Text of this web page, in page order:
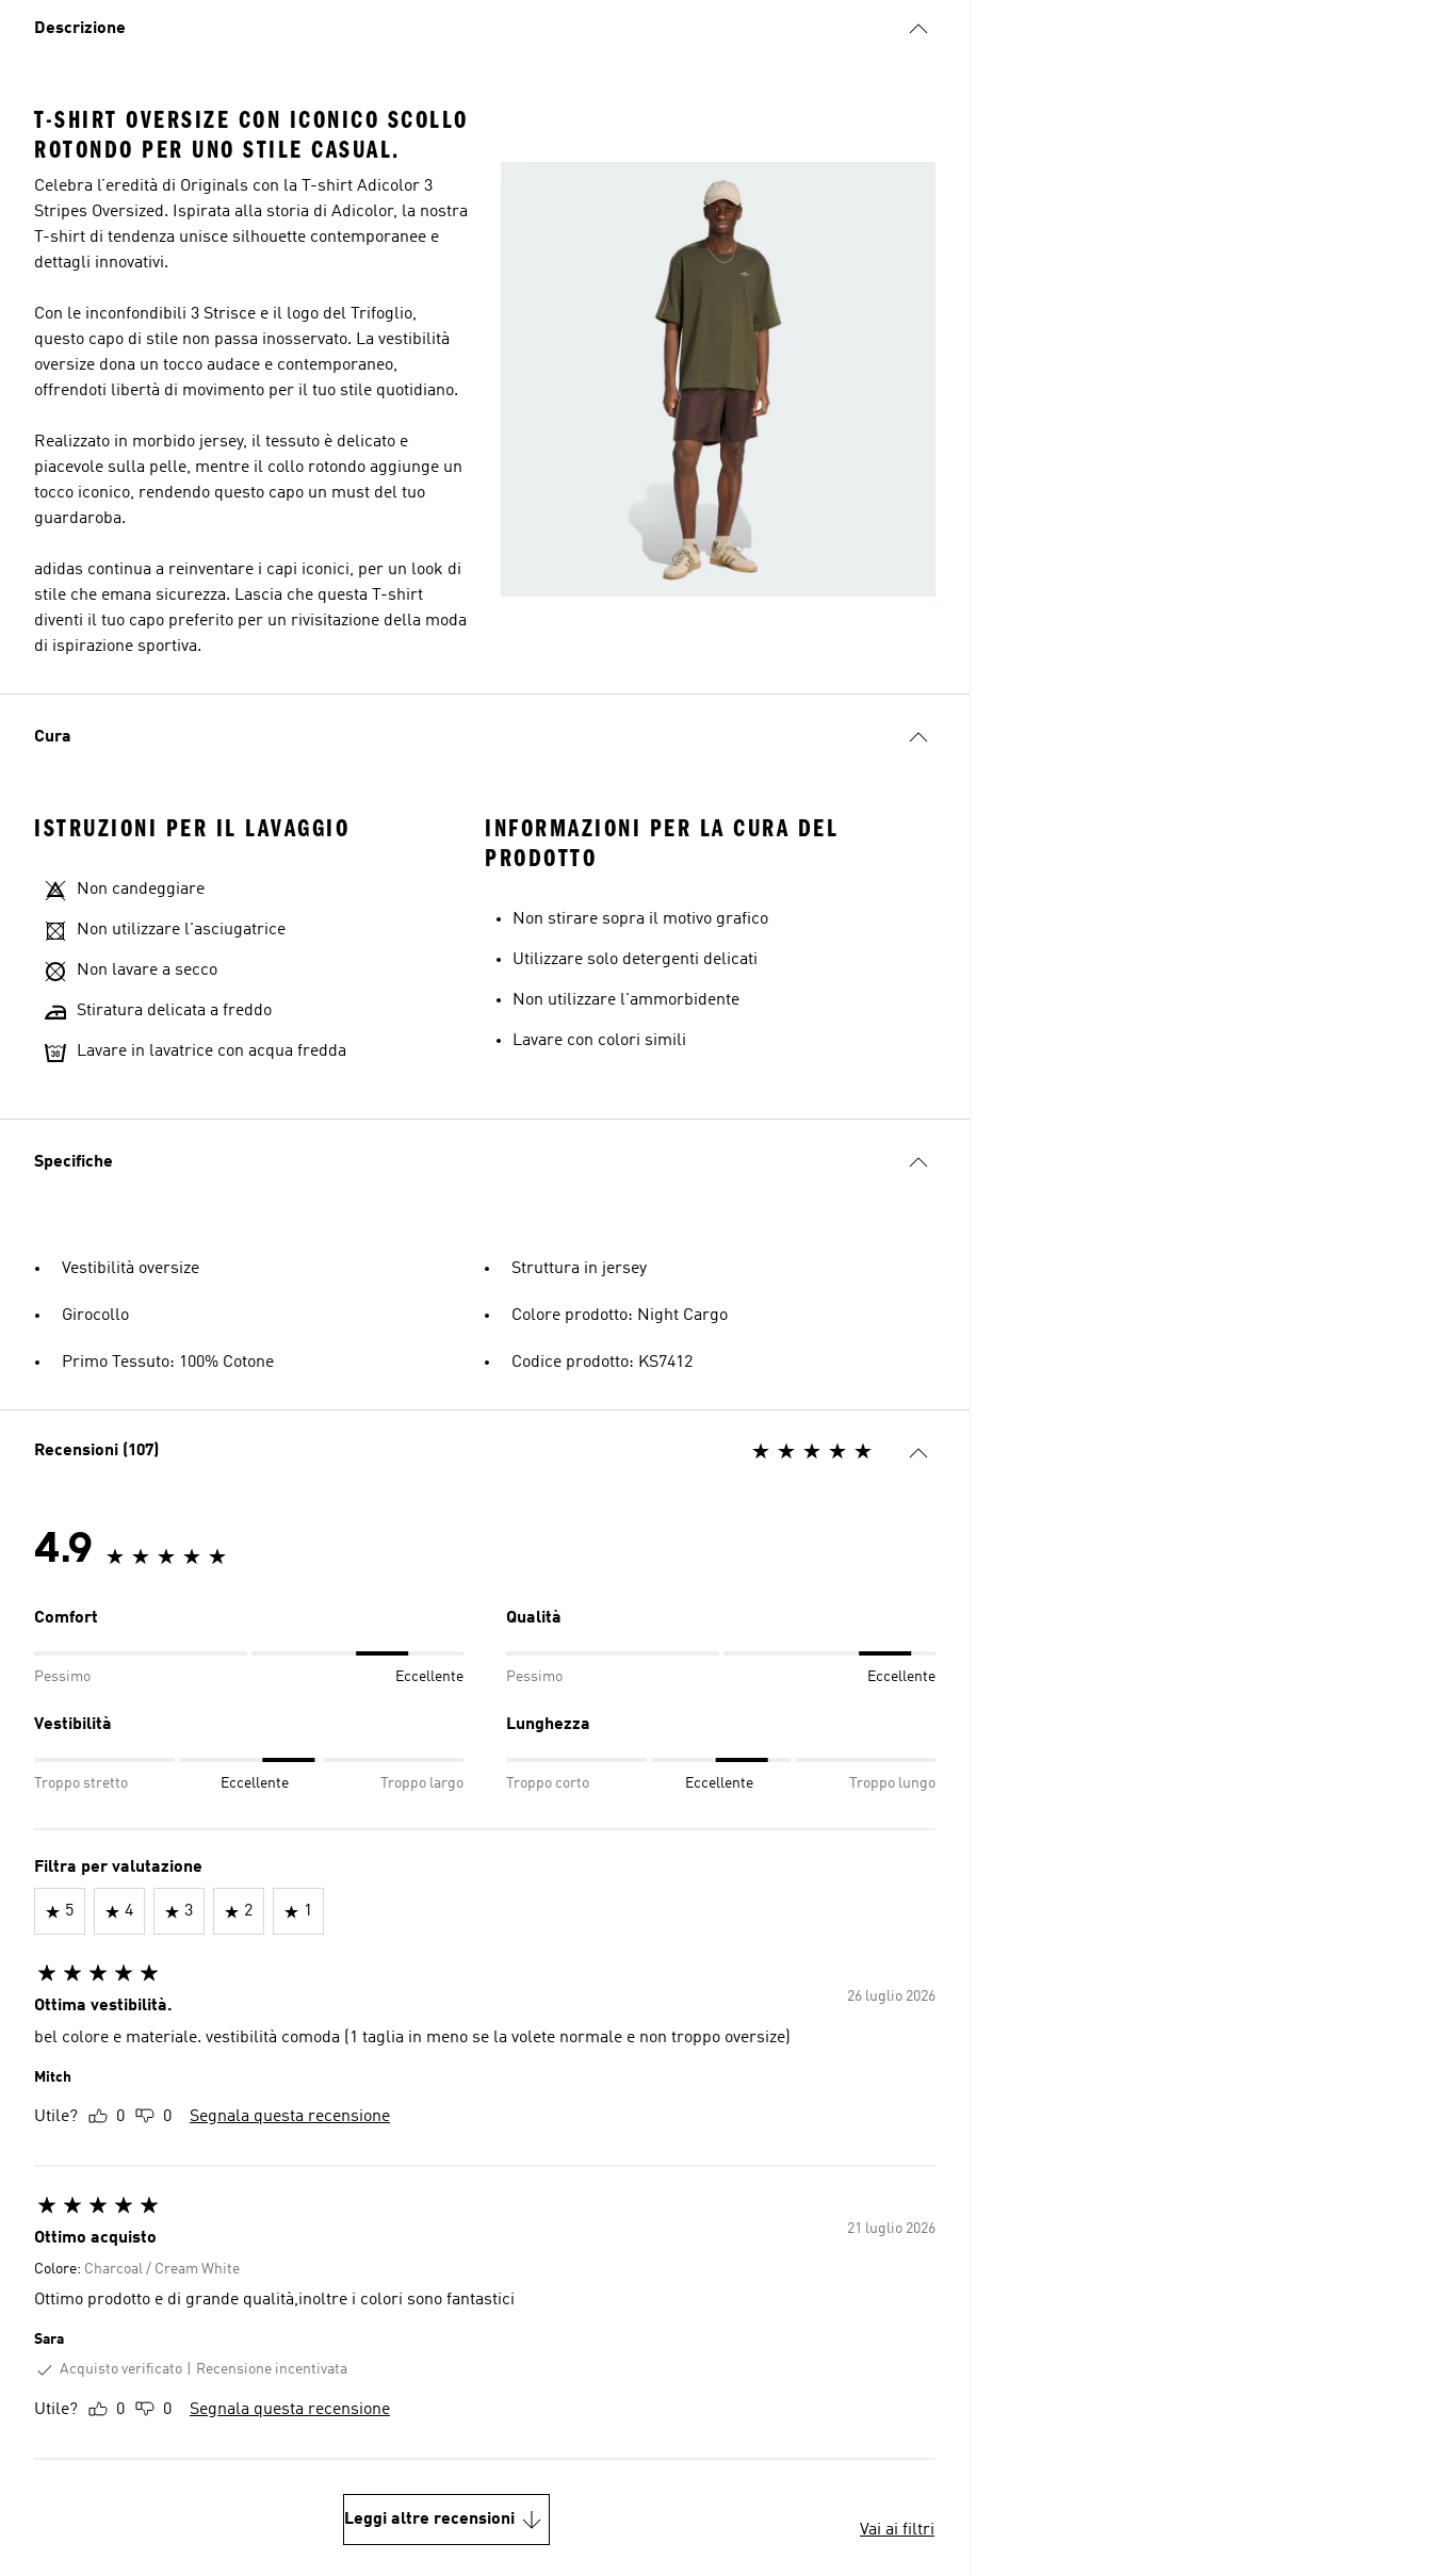
Descrizione
T-SHIRT OVERSIZE CON ICONICO SCOLLO
ROTONDO PER UNO STILE CASUAL.
Celebra l’eredità di Originals con la T-shirt Adicolor 3
Stripes Oversized. Ispirata alla storia di Adicolor, la nostra
T-shirt di tendenza unisce silhouette contemporanee e
dettagli innovativi.
Con le inconfondibili 3 Strisce e il logo del Trifoglio,
questo capo di stile non passa inosservato. La vestibilità
oversize dona un tocco audace e contemporaneo,
offrendoti libertà di movimento per il tuo stile quotidiano.
Realizzato in morbido jersey, il tessuto è delicato e
piacevole sulla pelle, mentre il collo rotondo aggiunge un
tocco iconico, rendendo questo capo un must del tuo
guardaroba.
adidas continua a reinventare i capi iconici, per un look di
stile che emana sicurezza. Lascia che questa T-shirt
diventi il tuo capo preferito per un rivisitazione della moda
di ispirazione sportiva.
Cura
ISTRUZIONI PER IL LAVAGGIO
Non candeggiare
Non utilizzare l'asciugatrice
Non lavare a secco
Stiratura delicata a freddo
Lavare in lavatrice con acqua fredda
INFORMAZIONI PER LA CURA DEL
PRODOTTO
Non stirare sopra il motivo grafico
Utilizzare solo detergenti delicati
Non utilizzare l'ammorbidente
Lavare con colori simili
Specifiche
Vestibilità oversize
Girocollo
Primo Tessuto: 100% Cotone
Struttura in jersey
Colore prodotto: Night Cargo
Codice prodotto: KS7412
Recensioni (107)
4.9
Comfort
Pessimo Eccellente
Qualità
Pessimo Eccellente
Vestibilità
Troppo stretto Eccellente Troppo largo
Lunghezza
Troppo corto Eccellente Troppo lungo
Filtra per valutazione
5 4 3 2 1
26 luglio 2026
Ottima vestibilità.
bel colore e materiale. vestibilità comoda (1 taglia in meno se la volete normale e non troppo oversize)
Mitch
Utile? 0 0 Segnala questa recensione
21 luglio 2026
Ottimo acquisto
Colore: Charcoal / Cream White
Ottimo prodotto e di grande qualità,inoltre i colori sono fantastici
Sara
Acquisto verificato
Recensione incentivata
Utile? 0 0 Segnala questa recensione
Leggi altre recensioni
Vai ai filtri